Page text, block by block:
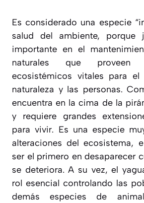
Es considerado una especie
salud del ambiente, porque
importante en el
naturales que proveen
ecosistémicos vitales para
naturaleza y las personas.
encuentra en la cima de la
y requiere grandes
para vivir. Es una especie
alteraciones del ecosistema,
ser el primero en desaparecer
se deteriora. A su vez, el
rol esencial controlando las
demás especies de